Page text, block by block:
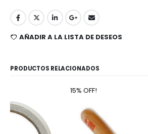
AÑADIR A LA LISTA DE DESEOS
PRODUCTOS RELACIONADOS